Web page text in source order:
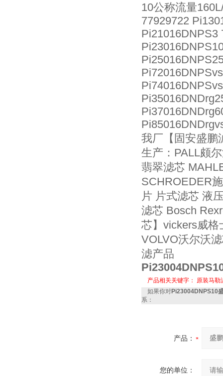
10公称流量
77929722
Pi21016DNPS3
我厂【固安盛鹏
生产：PALL颇
翡翠滤芯
SCHROEDER
片 片式滤芯 液
滤芯 Bosch
芯】vickers威
VOLVO沃尔沃
滤产品
产品相关关键字： 原装马勒
如果你对Pi23004DNPS10
系：
产品：
您的单位：